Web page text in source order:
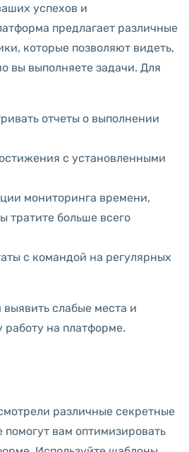
успехов и
предлагает различные
которые позволяют видеть,
вы выполняете задачи. Для
отчеты о выполнении
с установленными
мониторинга времени,
тратите больше всего
с командой на регулярных
слабые места и
на платформе.
различные секретные
вам оптимизировать